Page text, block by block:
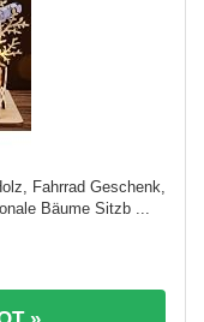
Fahrrad Geschenk,
Bäume Sitzb ...